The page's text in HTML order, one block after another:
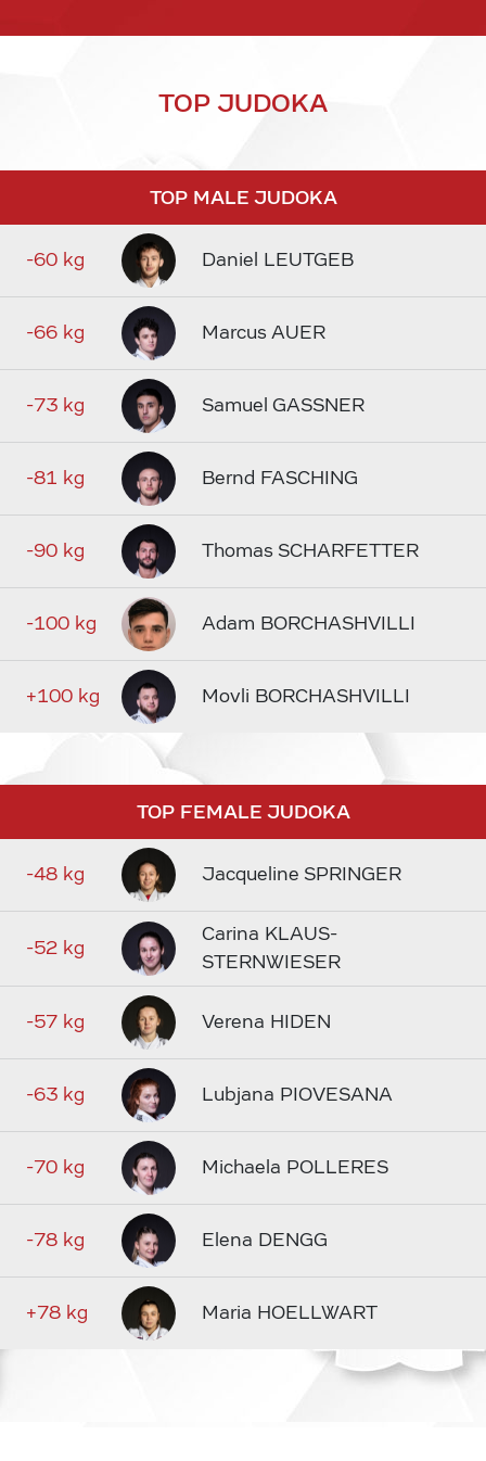
TOP JUDOKA
TOP MALE JUDOKA
-60 kg Daniel LEUTGEB
-66 kg Marcus AUER
-73 kg Samuel GASSNER
-81 kg Bernd FASCHING
-90 kg Thomas SCHARFETTER
-100 kg Adam BORCHASHVILLI
+100 kg Movli BORCHASHVILLI
TOP FEMALE JUDOKA
-48 kg Jacqueline SPRINGER
-52 kg
Carina KLAUS-
STERNWIESER
-57 kg Verena HIDEN
-63 kg Lubjana PIOVESANA
-70 kg Michaela POLLERES
-78 kg Elena DENGG
+78 kg Maria HOELLWART